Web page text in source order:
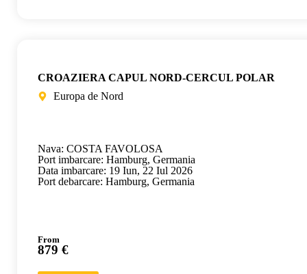
CROAZIERA CAPUL NORD-CERCUL POLAR
Europa de Nord
Nava: COSTA FAVOLOSA
Port imbarcare: Hamburg, Germania
Data imbarcare: 19 Iun, 22 Iul 2026
Port debarcare: Hamburg, Germania
From
879 €